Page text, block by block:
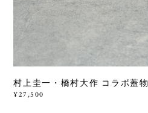
村上圭一・橋村大作 コラボ蓋物
¥27,500